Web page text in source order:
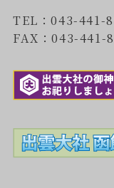
TEL：043-441-
FAX：043-441-